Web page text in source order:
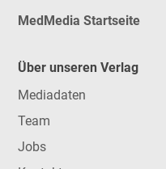
MedMedia Startseite
Über unseren Verlag
Mediadaten
Team
Jobs